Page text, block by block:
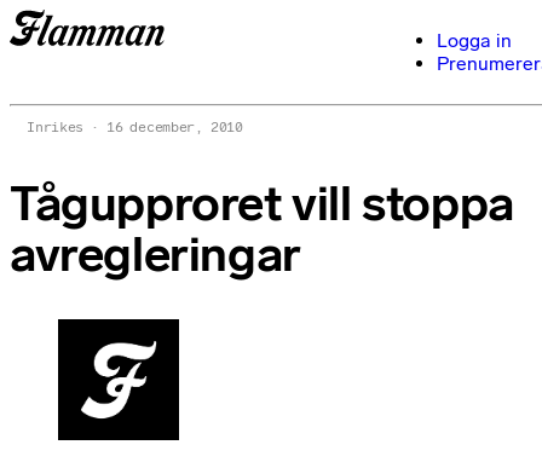
Logga in
Inrikes 16 december, 2010
Tågupproret vill stoppa
avregleringar